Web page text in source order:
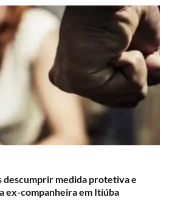
do
WhatsApp?
descumprir medida protetiva e
ex-companheira em Itiúba